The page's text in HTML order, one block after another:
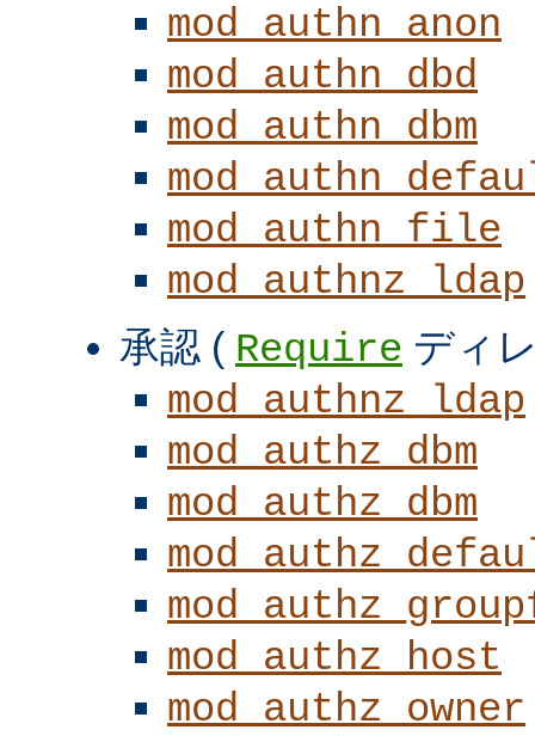
mod_authn_anon
mod_authn_dbd
mod_authn_dbm
mod_authn_file
mod_authnz_ldap
承認 ( Require ディ
mod_authnz_ldap
mod_authz_dbm
mod_authz_dbm
mod_authz_host
mod_authz_owner